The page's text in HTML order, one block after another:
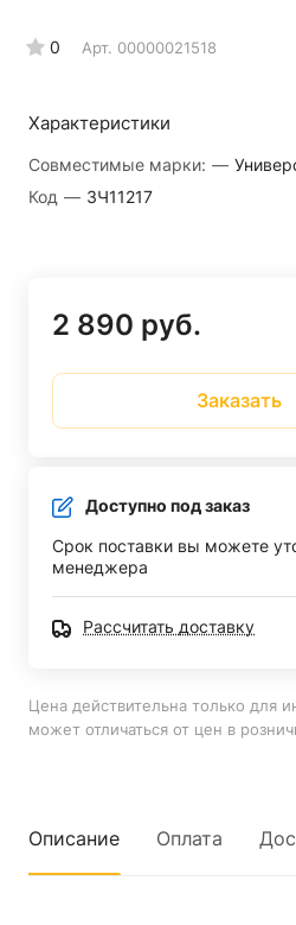
0 Арт. 00000021518
Характеристики
Совместимые марки: —
Код — ЗЧ11217
2 890 руб.
Заказать
Доступно под заказ
Срок поставки вы можете
менеджера
Рассчитать доставку
Цена действительна только для
может отличаться от цен в
Описание Оплата